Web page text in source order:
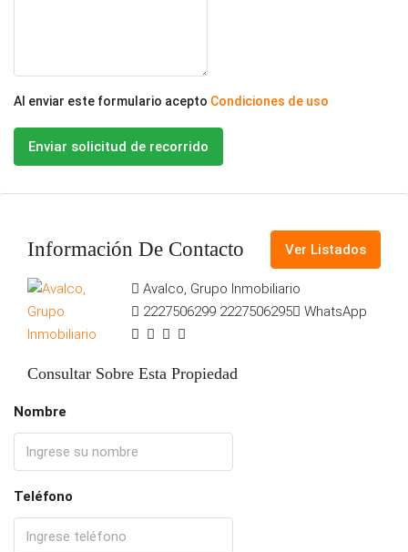
Al enviar este formulario acepto Condiciones de uso
Enviar solicitud de recorrido
Información De Contacto Ver Listados
Avalco, Grupo Inmobiliario
2227506299 2227506295 WhatsApp
Consultar Sobre Esta Propiedad
Nombre
Teléfono